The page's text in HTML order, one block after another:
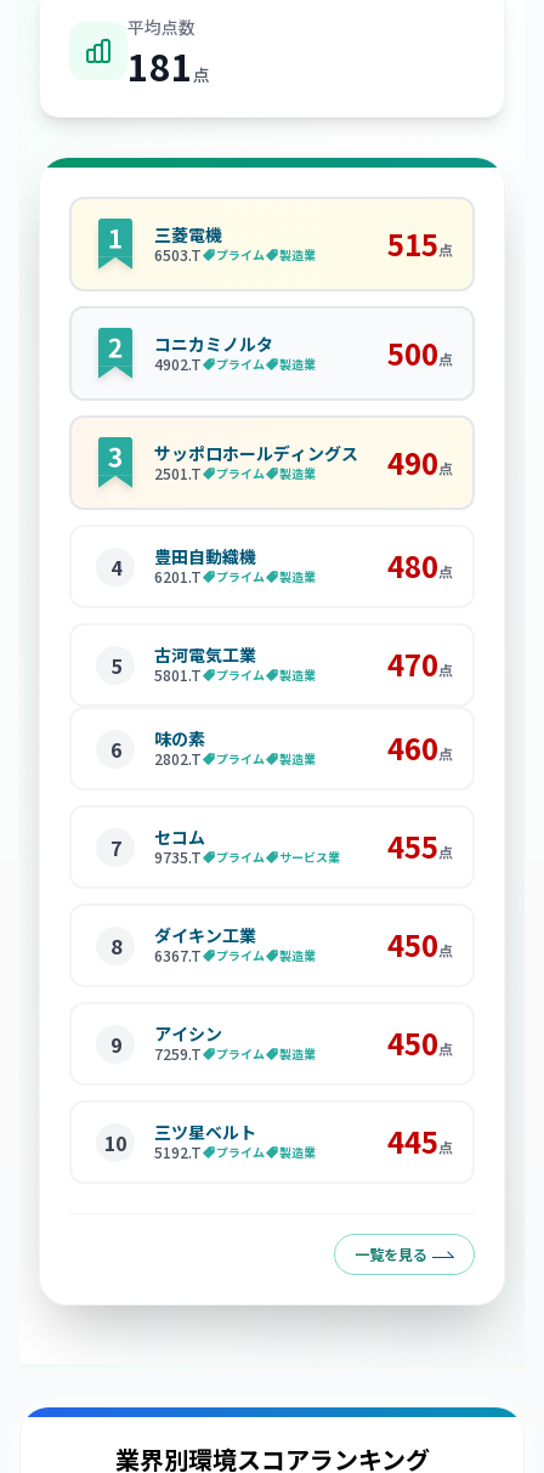
平均点数
181 点
三菱電機
6503.T プライム 製造業 515点
コニカミノルタ
4902.T プライム 製造業 500点
サッポロホールディングス
2501.T プライム 製造業 490点
4 豊田自動織機
6201.T プライム 製造業 480点
5 古河電気工業
5801.T プライム 製造業 470点
6 味の素
2802.T プライム 製造業 460点
7 セコム
9735.T プライム サービス業 455点
8 ダイキン工業
6367.T プライム 製造業 450点
9 アイシン
7259.T プライム 製造業 450点
10 三ツ星ベルト
5192.T プライム 製造業 445点
一覧を見る
業界別環境スコアランキング